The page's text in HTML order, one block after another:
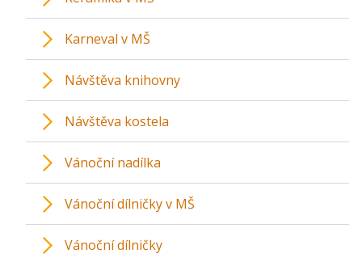
Karneval v MŠ
Návštěva knihovny
Návštěva kostela
Vánoční nadílka
Vánoční dílničky v MŠ
Vánoční dílničky